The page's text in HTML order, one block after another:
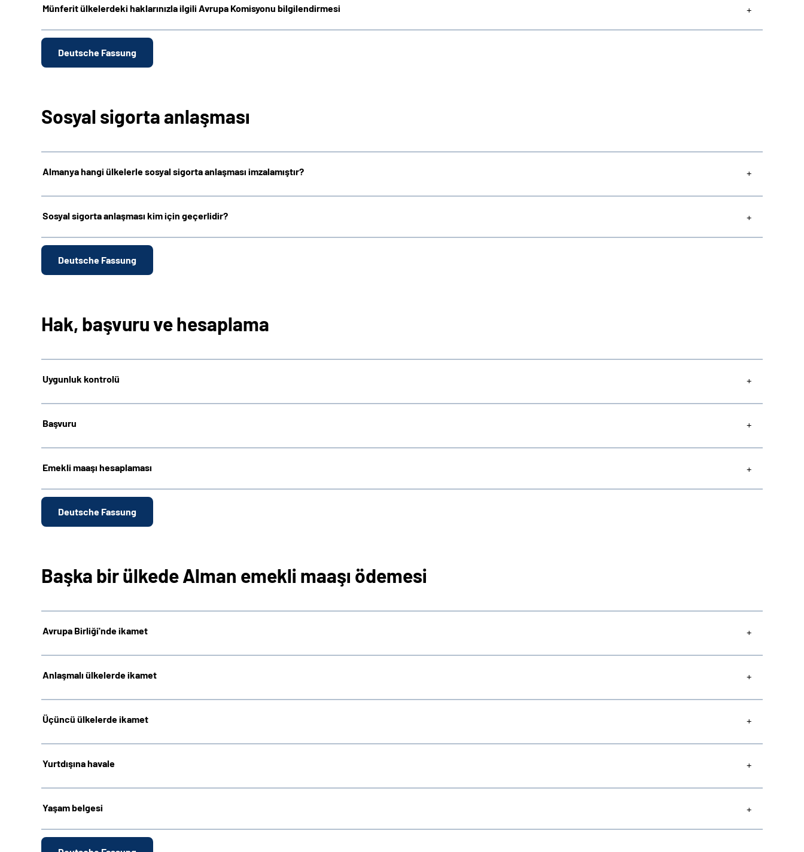
Münferit ülkelerdeki haklarınızla ilgili Avrupa Komisyonu bilgilendirmesi
Deutsche Fassung
Sosyal sigorta anlaşması
Almanya hangi ülkelerle sosyal sigorta anlaşması imzalamıştır?
Sosyal sigorta anlaşması kim için geçerlidir?
Deutsche Fassung
Hak, başvuru ve hesaplama
Uygunluk kontrolü
Başvuru
Emekli maaşı hesaplaması
Deutsche Fassung
Başka bir ülkede Alman emekli maaşı ödemesi
Avrupa Birliği'nde ikamet
Anlaşmalı ülkelerde ikamet
Üçüncü ülkelerde ikamet
Yurtdışına havale
Yaşam belgesi